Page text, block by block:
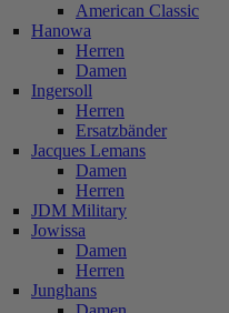
American Classic
Hanowa
Herren
Damen
Ingersoll
Herren
Ersatzbänder
Jacques Lemans
Damen
Herren
JDM Military
Jowissa
Damen
Herren
Junghans